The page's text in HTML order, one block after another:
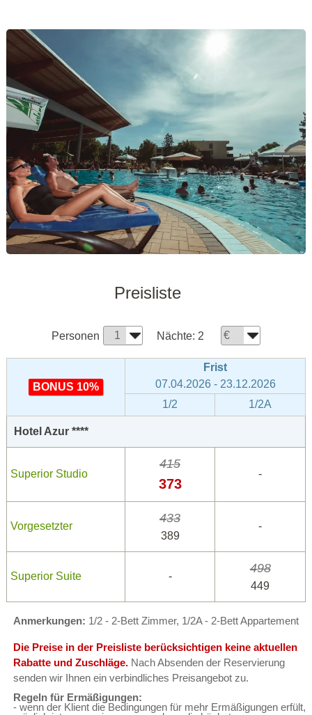
Preisliste
Personen Nächte: 2
BONUS 10%
Frist
07.04.2026 - 23.12.2026
1/2
1/2A
Hotel Azur ****
Superior Studio
415
373
-
Vorgesetzter
433
389
-
Superior Suite -
498
449
Anmerkungen: 1/2 - 2-Bett Zimmer, 1/2A - 2-Bett Appartement
Die Preise in der Preisliste berücksichtigen keine aktuellen
Rabatte und Zuschläge. Nach Absenden der Reservierung
senden wir Ihnen ein verbindliches Preisangebot zu.
Regeln für Ermäßigungen:
- wenn der Klient die Bedingungen für mehr Ermäßigungen erfült,